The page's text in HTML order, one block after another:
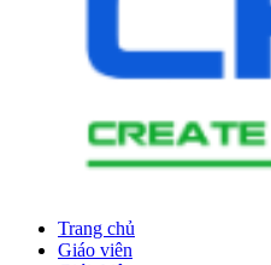
Trang chủ
Giáo viên